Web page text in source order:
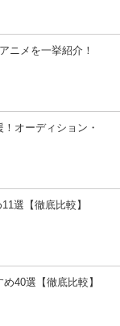
ニメを一挙紹介！
オーディション・
選【徹底比較】
40選【徹底比較】